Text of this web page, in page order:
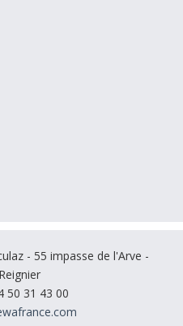
- 55 impasse de l'Arve -
50 31 43 00